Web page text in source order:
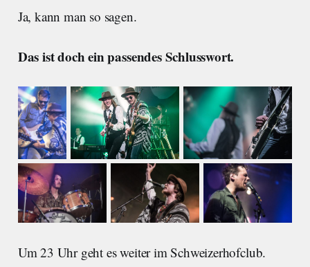
Ja, kann man so sagen.
Das ist doch ein passendes Schlusswort.
Um 23 Uhr geht es weiter im Schweizerhofclub.